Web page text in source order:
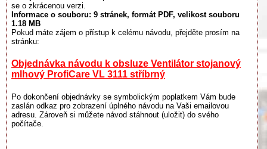
se o zkrácenou verzi.
Informace o souboru: 9 stránek, formát PDF, velikost souboru
1.18 MB
Pokud máte zájem o přístup k celému návodu, přejděte prosím na
stránku:
Objednávka návodu k obsluze Ventilátor stojanový
mlhový ProfiCare VL 3111 stříbrný
Po dokončení objednávky se symbolickým poplatkem Vám bude
zaslán odkaz pro zobrazení úplného návodu na Vaši emailovou
adresu. Zároveň si můžete návod stáhnout (uložit) do svého
počítače.